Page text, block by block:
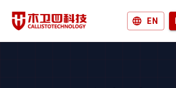
EN